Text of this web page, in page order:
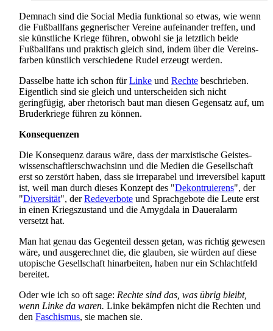
Demnach sind die Social Media funktional so etwas, wie wenn
die Fußballfans gegnerischer Vereine aufeinander treffen, und
sie künstliche Kriege führen, obwohl sie ja letztlich beide
Fußballfans und praktisch gleich sind, indem über die Vereins­
farben künstlich verschiedene Rudel erzeugt werden.
Dasselbe hatte ich schon fürLinke und Rechte beschrieben.
Eigentlich sind sie gleich und unterscheiden sich nicht
geringfügig, aber rhetorisch baut man diesen Gegensatz auf, um
Bruderkriege führen zu können.
Konsequenzen
Die Konsequenz daraus wäre, dass der marxistische Geistes­
wissenschaftler­schwachsinn und die Medien die Gesellschaft
erst so zerstört haben, dass sie irreparabel und irreversibel kaputt
ist, weil man durch dieses Konzept des "Dekontruierens", der
"Diversität", derRedeverbote und Sprachgebote die Leute erst
in einen Kriegszustand und die Amygdala in Daueralarm
versetzt hat.
Man hat genau das Gegenteil dessen getan, was richtig gewesen
wäre, und ausgerechnet die, die glauben, sie würden auf diese
utopische Gesellschaft hinarbeiten, haben nur ein Schlachtfeld
bereitet.
Oder wie ich so oft sage: Rechte sind das, was übrig bleibt,
wenn Linke da waren. Linke bekämpfen nicht die Rechten und
den Faschismus, sie machen sie.